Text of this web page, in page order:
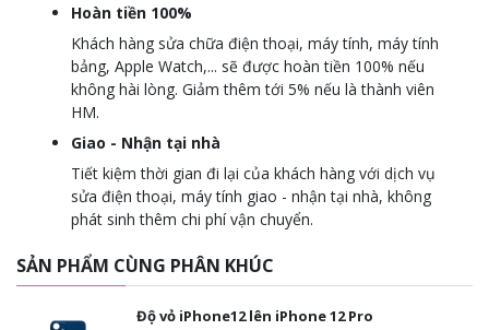
Hoàn tiền 100%
Khách hàng sửa chữa điện thoại, máy tính, máy tính
bảng, Apple Watch,... sẽ được hoàn tiền 100% nếu
không hài lòng. Giảm thêm tới 5% nếu là thành viên
HM.
Giao - Nhận tại nhà
Tiết kiệm thời gian đi lại của khách hàng với dịch vụ
sửa điện thoại, máy tính giao - nhận tại nhà, không
phát sinh thêm chi phí vận chuyển.
SẢN PHẨM CÙNG PHÂN KHÚC
Độ vỏ iPhone12 lên iPhone 12 Pro